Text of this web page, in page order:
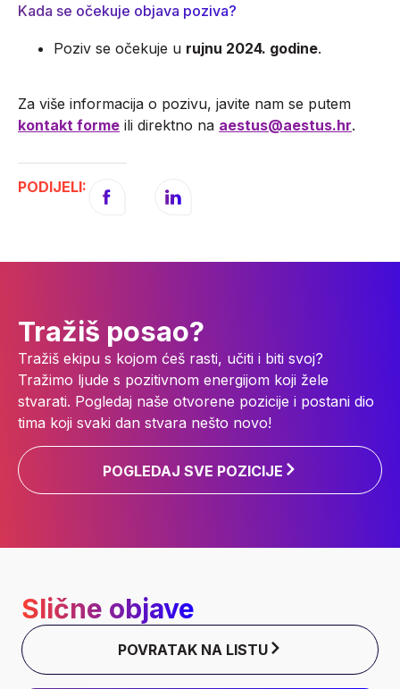
Kada se očekuje objava poziva?
Poziv se očekuje u rujnu 2024. godine.
Za više informacija o pozivu, javite nam se putem
kontakt forme ili direktno na aestus@aestus.hr.
PODIJELI:
Tražiš posao?
Tražiš ekipu s kojom ćeš rasti, učiti i biti svoj?
Tražimo ljude s pozitivnom energijom koji žele
stvarati. Pogledaj naše otvorene pozicije i postani dio
tima koji svaki dan stvara nešto novo!
POGLEDAJ SVE POZICIJE
Slične objave
POVRATAK NA LISTU